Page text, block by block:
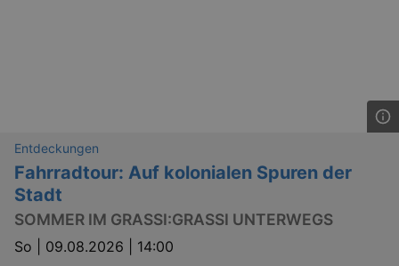
Entdeckungen
Fahrradtour: Auf kolonialen Spuren der
Stadt
SOMMER IM GRASSI:GRASSI UNTERWEGS
So | 09.08.2026 | 14:00